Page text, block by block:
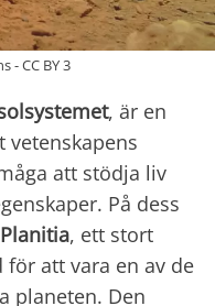
- CC BY 3
, är en
vetenskapens
att stödja liv
På dess
, ett stort
att vara en av de
planeten. Den